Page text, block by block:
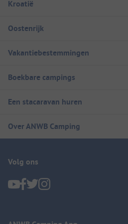
Kroatië
Oostenrijk
Vakantiebestemmingen
Boekbare campings
Een stacaravan huren
Over ANWB Camping
Volg ons